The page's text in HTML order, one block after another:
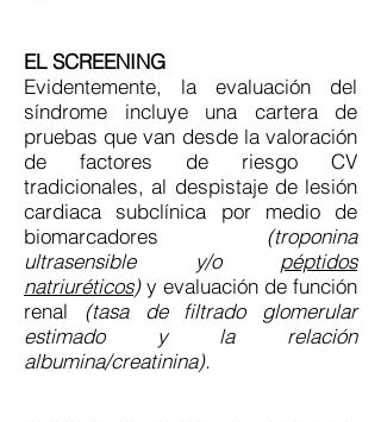
EL SCREENING
Evidentemente, la evaluación del
síndrome incluye una cartera de
pruebas que van desde la valoración
de factores de riesgo CV
tradicionales, al despistaje de lesión
cardiaca subclínica por medio de
biomarcadores (troponina
ultrasensible y/o péptidos
natriuréticos)y evaluación de función
renal (tasa de filtrado glomerular
estimado y la relación
albumina/creatinina).